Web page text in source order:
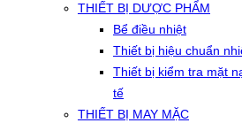
THIẾT BỊ DƯỢC PHẨM
Bể điều nhiệt
Thiết bị hiệu chuẩn
Thiết bị kiểm tra mặt
tế
THIẾT BỊ MAY MẶC